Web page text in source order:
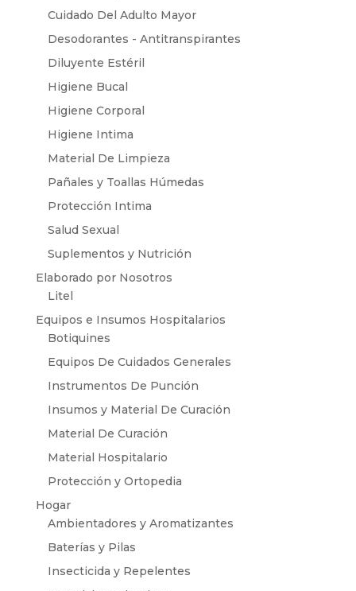
Cuidado Del Adulto Mayor
Desodorantes - Antitranspirantes
Diluyente Estéril
Higiene Bucal
Higiene Corporal
Higiene Intima
Material De Limpieza
Pañales y Toallas Húmedas
Protección Intima
Salud Sexual
Suplementos y Nutrición
Elaborado por Nosotros
Litel
Equipos e Insumos Hospitalarios
Botiquines
Equipos De Cuidados Generales
Instrumentos De Punción
Insumos y Material De Curación
Material De Curación
Material Hospitalario
Protección y Ortopedia
Hogar
Ambientadores y Aromatizantes
Baterías y Pilas
Insecticida y Repelentes